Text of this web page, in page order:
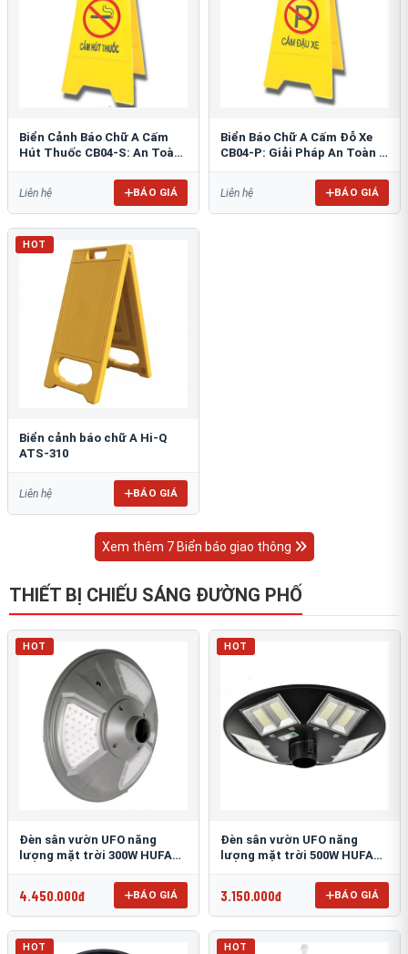
Biển Cảnh Báo Chữ A Cấm
Hút Thuốc CB04-S: An Toàn
Liên hệ BÁO GIÁ
Biển Báo Chữ A Cấm Đỗ Xe
CB04-P: Giải Pháp An Toàn &
Liên hệ BÁO GIÁ
HOT
Biển cảnh báo chữ A Hi-Q
ATS-310
Liên hệ BÁO GIÁ
Xem thêm 7 Biển báo giao thông
THIẾT BỊ CHIẾU SÁNG ĐƯỜNG PHỐ
HOT
Đèn sân vườn UFO năng
lượng mặt trời 300W HUFA
4.450.000đ BÁO GIÁ
HOT
Đèn sân vườn UFO năng
lượng mặt trời 500W HUFA
3.150.000đ BÁO GIÁ
HOT HOT